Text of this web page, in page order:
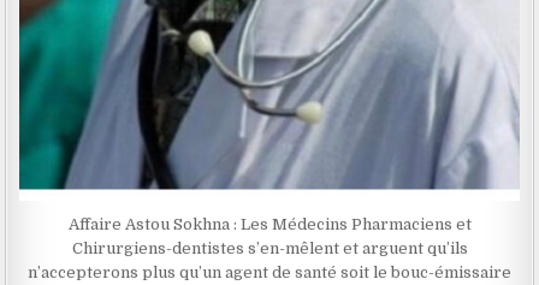
Affaire Astou Sokhna : Les Médecins Pharmaciens et
Chirurgiens-dentistes s’en-mêlent et arguent qu’ils
n’accepterons plus qu’un agent de santé soit le bouc-émissaire